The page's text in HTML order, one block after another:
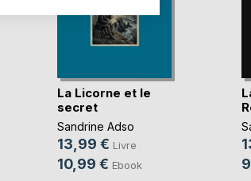
La Licorne et le
secret
Sandrine Adso
13,99 € Livre
10,99 € Ebook